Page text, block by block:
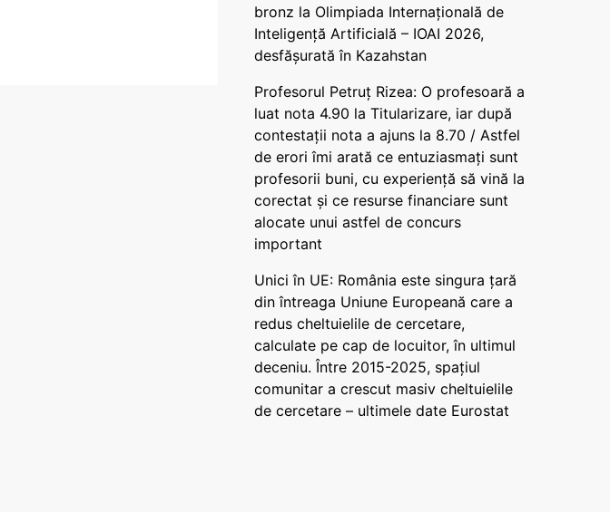
bronz la Olimpiada Internațională de
Inteligență Artificială – IOAI 2026,
desfășurată în Kazahstan
Profesorul Petruț Rizea: O profesoară a
luat nota 4.90 la Titularizare, iar după
contestații nota a ajuns la 8.70 / Astfel
de erori îmi arată ce entuziasmați sunt
profesorii buni, cu experiență să vină la
corectat și ce resurse financiare sunt
alocate unui astfel de concurs
important
Unici în UE: România este singura țară
din întreaga Uniune Europeană care a
redus cheltuielile de cercetare,
calculate pe cap de locuitor, în ultimul
deceniu. Între 2015-2025, spațiul
comunitar a crescut masiv cheltuielile
de cercetare – ultimele date Eurostat